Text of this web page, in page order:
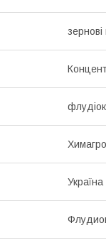
зернові
Україна